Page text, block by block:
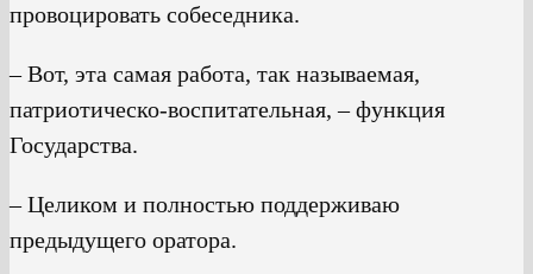
провоцировать собеседника.
– Вот, эта самая работа, так называемая,
патриотическо-воспитательная, – функция
Государства.
– Целиком и полностью поддерживаю
предыдущего оратора.